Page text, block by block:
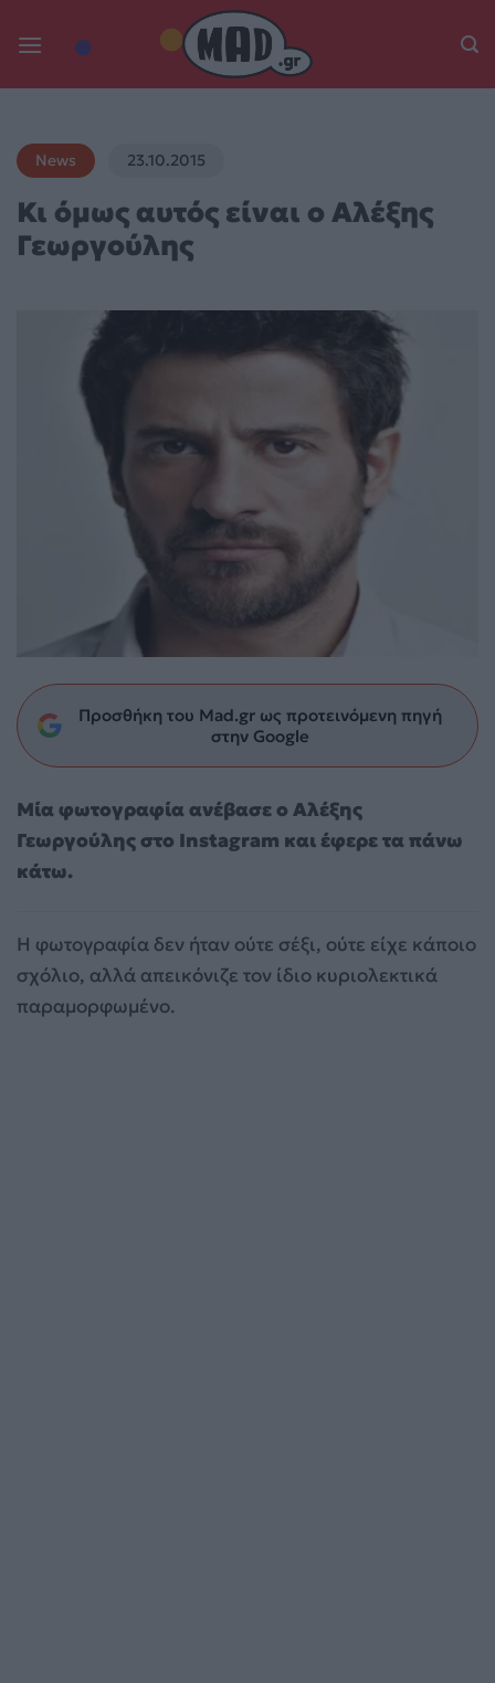
News 23.10.2015
Κι όμως αυτός είναι ο Αλέξης
Γεωργούλης
Προσθήκη του Mad.gr ως προτεινόμενη πηγή
στην Google
Μία φωτογραφία ανέβασε ο Αλέξης
Γεωργούλης στο Instagram και έφερε τα πάνω
κάτω.
Η φωτογραφία δεν ήταν ούτε σέξι, ούτε είχε κάποιο
σχόλιο, αλλά απεικόνιζε τον ίδιο κυριολεκτικά
παραμορφωμένο.